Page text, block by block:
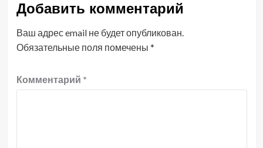
Добавить комментарий
Ваш адрес email не будет опубликован.
Обязательные поля помечены *
Комментарий *